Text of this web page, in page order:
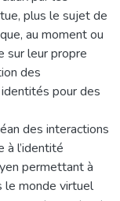
plus le sujet de
au moment ou
sur leur propre
des
pour des
des interactions
à l’identité
permettant à
le monde virtuel